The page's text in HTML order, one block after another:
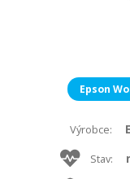
Epson
Výrobce:
Stav: